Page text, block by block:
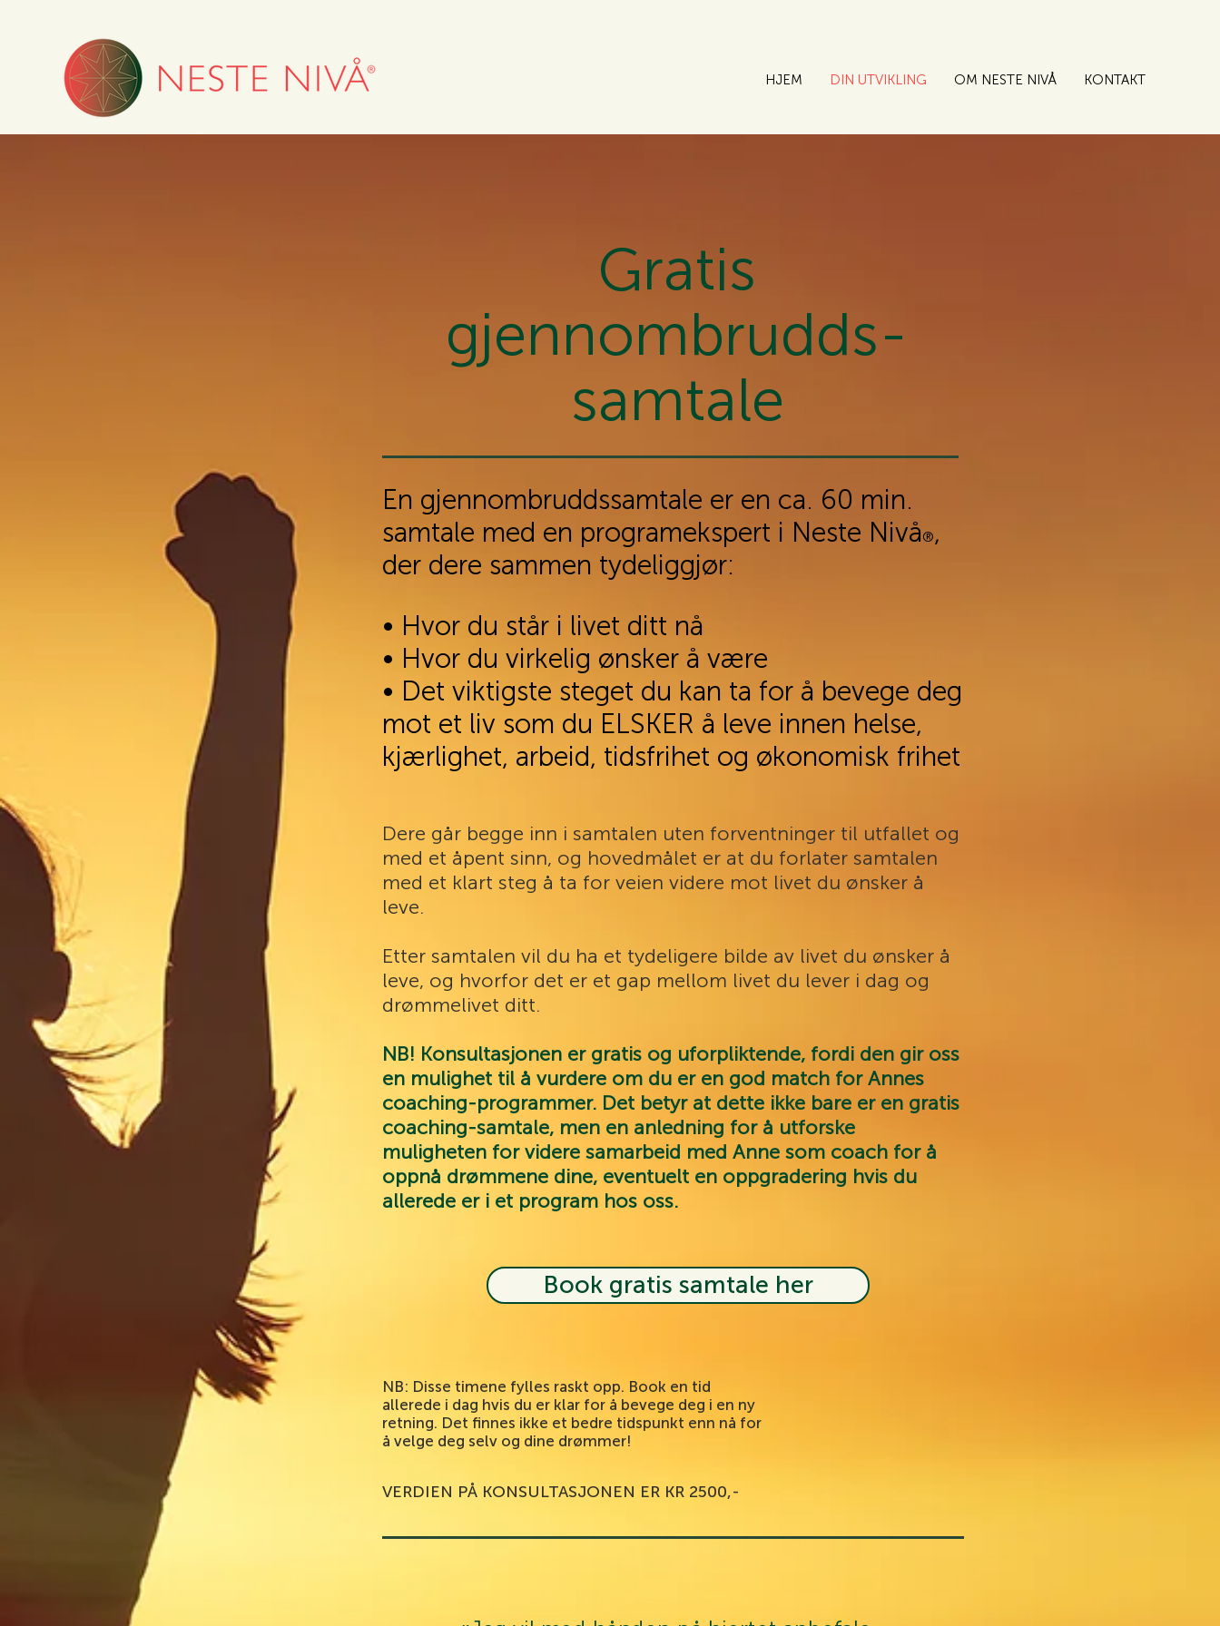
HJEM DIN UTVIKLING OM NESTE NIVÅ KONTAKT
gjennombrudds-
samtale
Gratis
En gjennombruddssamtale er en ca. 60 min.
samtale med en programekspert i Neste Nivå®,
der dere sammen tydeliggjør:
​• Hvor du står i livet ditt nå
• Hvor du virkelig ønsker å være
• Det viktigste steget du kan ta for å bevege deg
mot et liv som du ELSKER å leve innen helse,
kjærlighet, arbeid, tidsfrihet og økonomisk frihet
Dere går begge inn i samtalen uten forventninger til utfallet og
med et åpent sinn, og hovedmålet er at du forlater samtalen
med et klart steg å ta for veien videre mot livet du ønsker å
leve.
Etter samtalen vil du ha et tydeligere bilde av livet du ønsker å
leve, og hvorfor det er et gap mellom livet du lever i dag og
drømmelivet ditt.
NB! Konsultasjonen er gratis og uforpliktende, fordi den gir oss
en mulighet til å vurdere om du er en god match for Annes
coaching-programmer. Det betyr at dette ikke bare er en gratis
coaching-samtale, men en anledning for å utforske
muligheten for videre samarbeid med Anne som coach for å
oppnå drømmene dine, eventuelt en oppgradering hvis du
allerede er i et program hos oss.
Book gratis samtale her
NB: Disse timene fylles raskt opp. Book en tid
allerede i dag hvis du er klar for å bevege deg i en ny
retning. Det finnes ikke et bedre tidspunkt enn nå for
å velge deg selv og dine drømmer!
VERDIEN PÅ KONSULTASJONEN ER KR 2500,-